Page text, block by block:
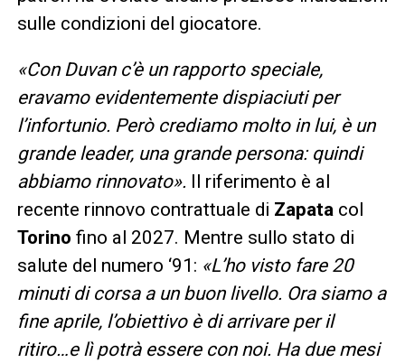
sulle condizioni del giocatore.
«Con Duvan c’è un rapporto speciale,
eravamo evidentemente dispiaciuti per
l’infortunio. Però crediamo molto in lui, è un
grande leader, una grande persona: quindi
abbiamo rinnovato». Il riferimento è al
recente rinnovo contrattuale di Zapata col
Torino fino al 2027. Mentre sullo stato di
salute del numero ‘91: «L’ho visto fare 20
minuti di corsa a un buon livello. Ora siamo a
fine aprile, l’obiettivo è di arrivare per il
ritiro…e lì potrà essere con noi. Ha due mesi